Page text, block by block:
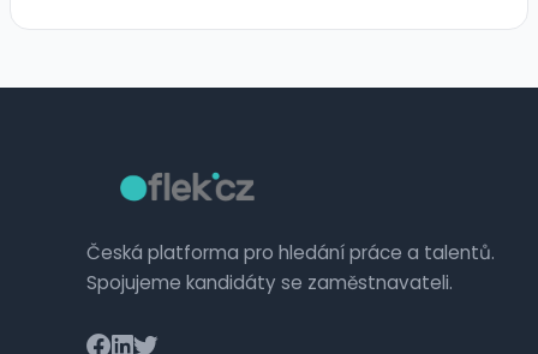
Česká platforma pro hledání práce a talentů.
Spojujeme kandidáty se zaměstnavateli.